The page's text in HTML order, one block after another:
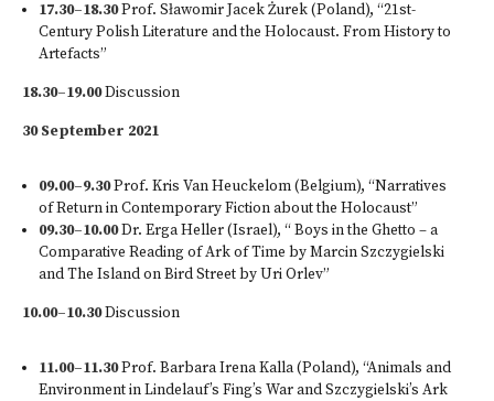
17.30–18.30Prof. Sławomir Jacek Żurek (Poland), “21st-
Century Polish Literature and the Holocaust. From History to
Artefacts”
18.30–19.00Discussion
30 September 2021
09.00–9.30Prof. Kris Van Heuckelom (Belgium), “Narratives
of Return in Contemporary Fiction about the Holocaust”
09.30–10.00Dr. Erga Heller (Israel), “ Boys in the Ghetto – a
Comparative Reading of Ark of Time by Marcin Szczygielski
and The Island on Bird Street by Uri Orlev”
10.00–10.30Discussion
11.00–11.30Prof. Barbara Irena Kalla (Poland), “Animals and
Environment in Lindelauf’s Fing’s War and Szczygielski’s Ark